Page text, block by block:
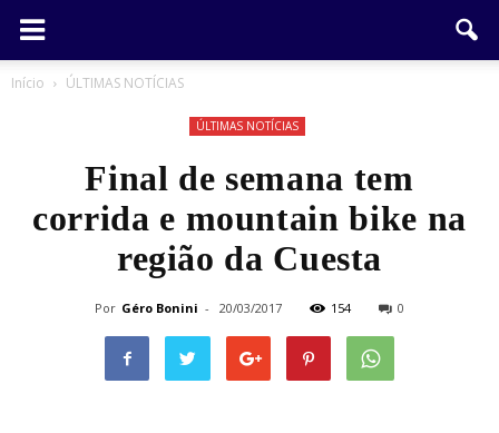
Início ÚLTIMAS NOTÍCIAS
ÚLTIMAS NOTÍCIAS
Final de semana tem
corrida e mountain bike na
região da Cuesta
Por Géro Bonini - 20/03/2017 154 0